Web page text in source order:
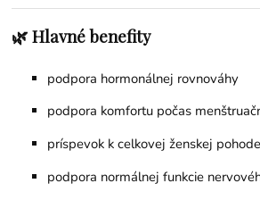
🌿 Hlavné benefity
podpora hormonálnej rovnováhy
podpora komfortu počas
príspevok k celkovej ženskej pohode
podpora normálnej funkcie